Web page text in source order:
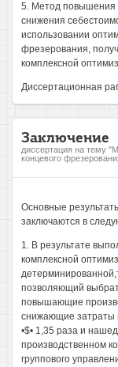
5. Метод повышения
снижения
использовании
фрезерования,
комплексной
Диссертационная
Заключение
диссертация на тему
концевого
Основные
заключаются в
1. В результате
комплексной
позволяющий
повышающие
снижающие затраты
•$• 1,35 раза и
производственном
группового